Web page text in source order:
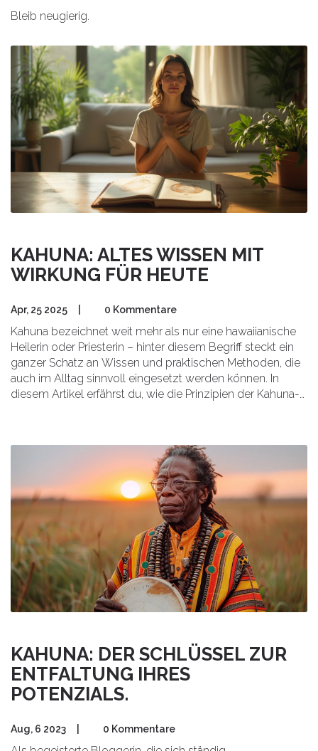
Bleib neugierig.
KAHUNA: ALTES WISSEN MIT
WIRKUNG FÜR HEUTE
Apr, 25 2025 0 Kommentare
Kahuna bezeichnet weit mehr als nur eine hawaiianische
Heilerin oder Priesterin – hinter diesem Begriff steckt ein
ganzer Schatz an Wissen und praktischen Methoden, die
auch im Alltag sinnvoll eingesetzt werden können. In
diesem Artikel erfährst du, wie die Prinzipien der Kahuna-
Selbst wenn du skeptisch bist, findest du hier praktische
Impulse für mehr Ausgeglichenheit im Alltag. Alles ganz
ohne Hokuspokus.
KAHUNA: DER SCHLÜSSEL ZUR
ENTFALTUNG IHRES
POTENZIALS.
Aug, 6 2023 0 Kommentare